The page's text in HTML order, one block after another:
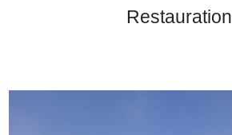
Restauration